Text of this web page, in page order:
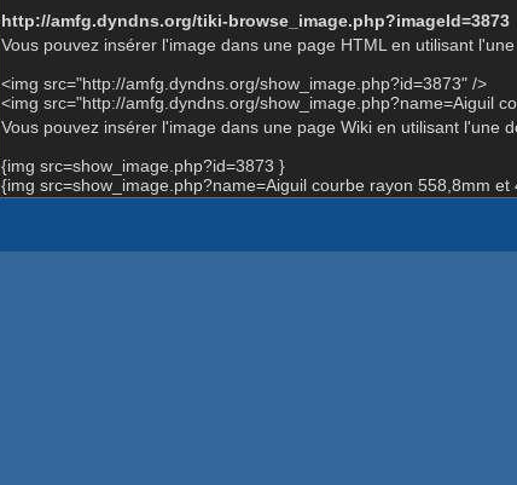
http://amfg.dyndns.org/tiki-browse_image.php?imageId=3873
Vous pouvez insérer l'image dans une page HTML en utilisant
<img src="http://amfg.dyndns.org/show_image.php?id=3873" />
<img src="http://amfg.dyndns.org/show_image.php?name=Aiguil
Vous pouvez insérer l'image dans une page Wiki en utilisant l'une
{img src=show_image.php?id=3873 }
{img src=show_image.php?name=Aiguil courbe rayon 558,8mm